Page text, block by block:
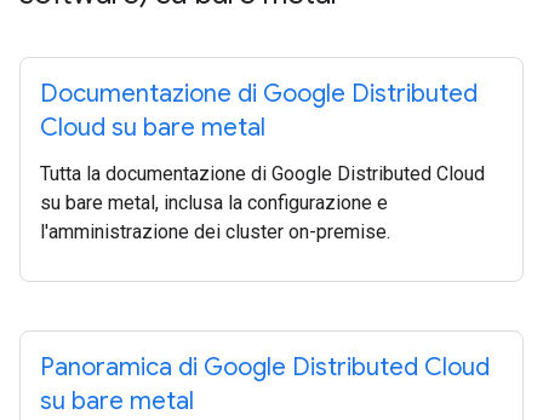
Documentazione di Google Distributed
Cloud su bare metal
Tutta la documentazione di Google Distributed Cloud
su bare metal, inclusa la configurazione e
l'amministrazione dei cluster on-premise.
Panoramica di Google Distributed Cloud
su bare metal